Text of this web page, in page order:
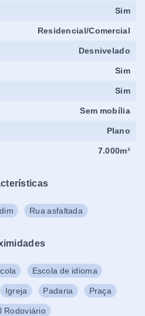
Rua asfaltada
Escola de idioma
Igreja Padaria Praça
Rodoviário
Sim
Residencial/Comercial
Desnivelado
Sim
Sim
Sem mobília
Plano
7.000m²